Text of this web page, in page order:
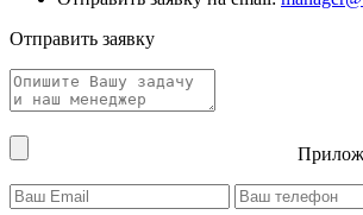
Отправить заявку